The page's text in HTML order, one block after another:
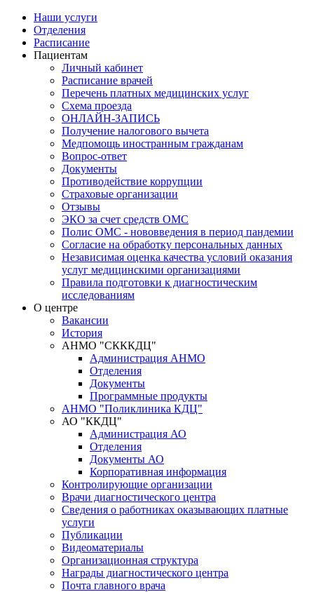
Наши услуги
Отделения
Расписание
Пациентам
Личный кабинет
Расписание врачей
Перечень платных медицинских услуг
Схема проезда
ОНЛАЙН-ЗАПИСЬ
Получение налогового вычета
Медпомощь иностранным гражданам
Вопрос-ответ
Документы
Противодействие коррупции
Страховые организации
Отзывы
ЭКО за счет средств ОМС
Полис ОМС - нововведения в период пандемии
Согласие на обработку персональных данных
Независимая оценка качества условий оказания
услуг медицинскими организациями
Правила подготовки к диагностическим
исследованиям
О центре
Вакансии
История
АНМО "СКККДЦ"
Администрация АНМО
Отделения
Документы
Программные продукты
АНМО "Поликлиника КДЦ"
АО "ККДЦ"
Администрация АО
Отделения
Документы АО
Корпоративная информация
Контролирующие организации
Врачи диагностического центра
Сведения о работниках оказывающих платные
услуги
Публикации
Видеоматериалы
Организационная структура
Награды диагностического центра
Почта главного врача